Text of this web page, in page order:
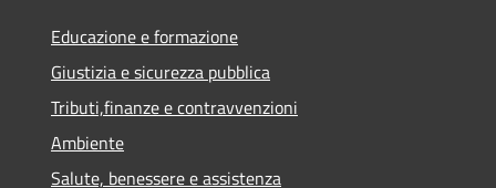
Educazione e formazione
Giustizia e sicurezza pubblica
Tributi,finanze e contravvenzioni
Ambiente
Salute, benessere e assistenza